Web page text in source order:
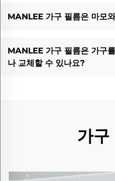
MANLEE 가구 필름은 마모
MANLEE 가구 필름은 가구
나 교체할 수 있나요?
가구